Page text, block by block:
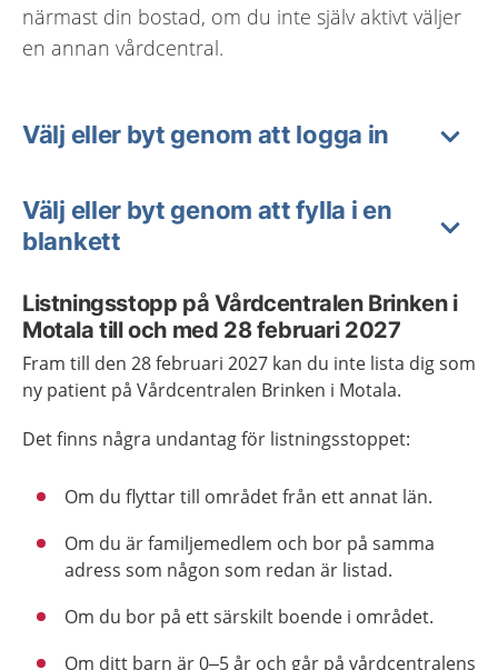
närmast din bostad, om du inte själv aktivt väljer
en annan vårdcentral.
Välj eller byt genom att logga in
Välj eller byt genom att fylla i en
blankett
Listningsstopp på Vårdcentralen Brinken i
Motala till och med 28 februari 2027
Fram till den 28 februari 2027 kan du inte lista dig som
ny patient på Vårdcentralen Brinken i Motala.
Det finns några undantag för listningsstoppet:
Om du flyttar till området från ett annat län.
Om du är familjemedlem och bor på samma
adress som någon som redan är listad.
Om du bor på ett särskilt boende i området.
Om ditt barn är 0–5 år och går på vårdcentralens